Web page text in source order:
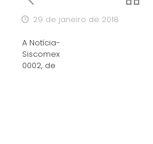
29 de janeiro de 2018
A Notícia-
Siscomex
0002, de